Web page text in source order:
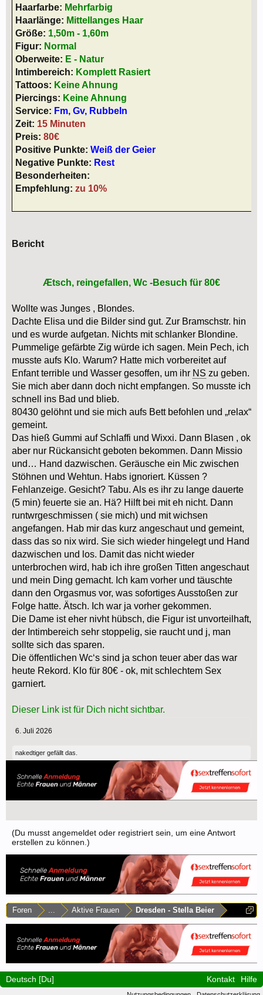
Haarfarbe: Mehrfarbig
Haarlänge: Mittellanges Haar
Größe: 1,50m - 1,60m
Figur: Normal
Oberweite: E - Natur
Intimbereich: Komplett Rasiert
Tattoos: Keine Ahnung
Piercings: Keine Ahnung
Service: Fm, Gv, Rubbeln
Zeit: 15 Minuten
Preis: 80€
Positive Punkte: Weiß der Geier
Negative Punkte: Rest
Besonderheiten:
Empfehlung: zu 10%
Bericht
Ætsch, reingefallen, Wc -Besuch für 80€
Wollte was Junges , Blondes.
Dachte Elisa und die Bilder sind gut. Zur Bramschstr. hin
und es wurde aufgetan. Nichts mit schlanker Blondine.
Pummelige gefärbte Zig würde ich sagen. Mein Pech, ich
musste aufs Klo. Warum? Hatte mich vorbereitet auf
Enfant terrible und Wasser gesoffen, um ihr NS zu geben.
Sie mich aber dann doch nicht empfangen. So musste ich
schnell ins Bad und blieb.
80430 gelöhnt und sie mich aufs Bett befohlen und „relax“
gemeint.
Das hieß Gummi auf Schlaffi und Wixxi. Dann Blasen , ok
aber nur Rückansicht geboten bekommen. Dann Missio
und… Hand dazwischen. Geräusche ein Mic zwischen
Stöhnen und Wehtun. Habs ignoriert. Küssen ?
Fehlanzeige. Gesicht? Tabu. Als es ihr zu lange dauerte
(5 min) feuerte sie an. Hä? Hilft bei mit eh nicht. Dann
runtwrgeschmissen ( sie mich) und mit wichsen
angefangen. Hab mir das kurz angeschaut und gemeint,
dass das so nix wird. Sie sich wieder hingelegt und Hand
dazwischen und los. Damit das nicht wieder
unterbrochen wird, hab ich ihre großen Titten angeschaut
und mein Ding gemacht. Ich kam vorher und täuschte
dann den Orgasmus vor, was sofortiges Ausstoßen zur
Folge hatte. Ätsch. Ich war ja vorher gekommen.
Die Dame ist eher nivht hübsch, die Figur ist unvorteilhaft,
der Intimbereich sehr stoppelig, sie raucht und j, man
sollte sich das sparen.
Die öffentlichen Wc‘s sind ja schon teuer aber das war
heute Rekord. Klo für 80€ - ok, mit schlechtem Sex
garniert.
Dieser Link ist für Dich nicht sichtbar.
6. Juli 2026
nakedtiger gefällt das.
(Du musst angemeldet oder registriert sein, um eine Antwort
erstellen zu können.)
Foren Aktive Frauen Dresden - Stella Beier
Deutsch [Du] Kontakt Hilfe